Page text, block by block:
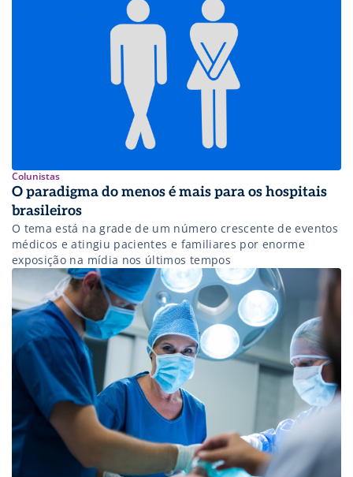
Brasil, vivemos dias de incerteza, e muito voláteis. É logico
que faz parte de um planejamento estratégico as
incertezas. Se tivéssemos certeza […]
Colunistas
O paradigma do menos é mais para os hospitais
brasileiros
O tema está na grade de um número crescente de eventos
médicos e atingiu pacientes e familiares por enorme
exposição na mídia nos últimos tempos